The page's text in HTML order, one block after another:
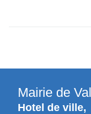
Mairie de
Hotel de ville,